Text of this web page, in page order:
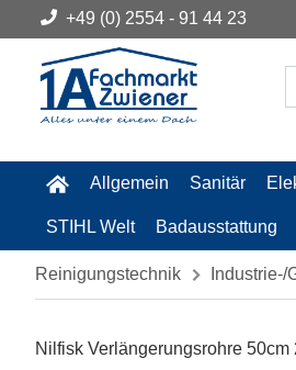
+49 (0) 2554 - 91 44 23
Allgemein Sanitär
STIHL Welt Badausstattung
Reinigungstechnik
Nilfisk Verlängerungsrohre 50cm